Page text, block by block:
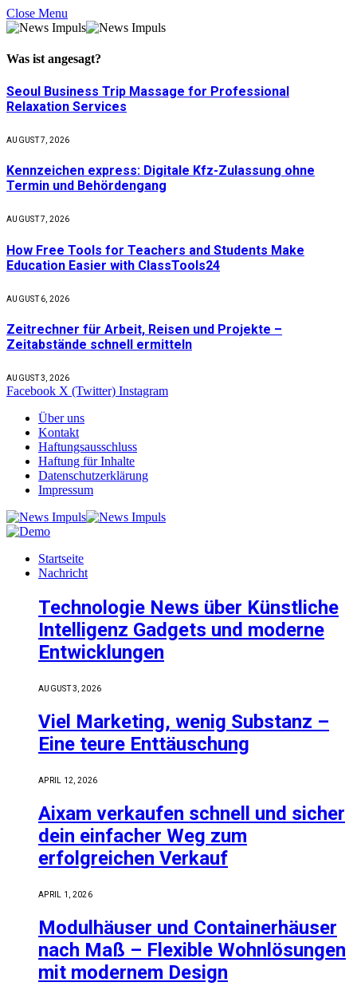
Close Menu
Was ist angesagt?
Seoul Business Trip Massage for Professional
Relaxation Services
AUGUST 7, 2026
Kennzeichen express: Digitale Kfz-Zulassung ohne
Termin und Behördengang
AUGUST 7, 2026
How Free Tools for Teachers and Students Make
Education Easier with ClassTools24
AUGUST 6, 2026
Zeitrechner für Arbeit, Reisen und Projekte –
Zeitabstände schnell ermitteln
AUGUST 3, 2026
Facebook X (Twitter) Instagram
Über uns
Kontakt
Haftungsausschluss
Haftung für Inhalte
Datenschutzerklärung
Impressum
Startseite
Nachricht
Technologie News über Künstliche
Intelligenz Gadgets und moderne
Entwicklungen
AUGUST 3, 2026
Viel Marketing, wenig Substanz –
Eine teure Enttäuschung
APRIL 12, 2026
Aixam verkaufen schnell und sicher
dein einfacher Weg zum
erfolgreichen Verkauf
APRIL 1, 2026
Modulhäuser und Containerhäuser
nach Maß – Flexible Wohnlösungen
mit modernem Design